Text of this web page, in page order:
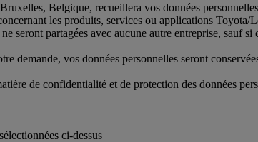
Belgique, recueillera vos données
les produits, services ou applications
seront partagées avec aucune autre entreprise, sauf
demande, vos données personnelles seront
de confidentialité et de protection des données
ci-dessus